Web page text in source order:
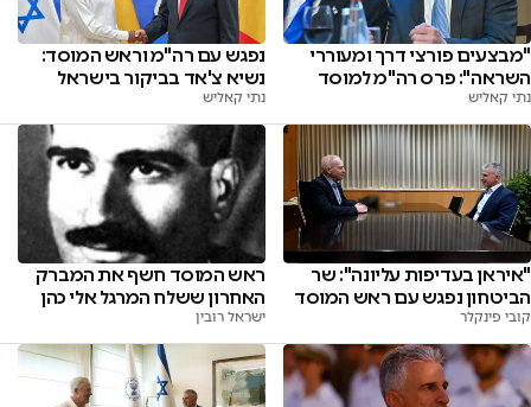
"מבצעים פורצי דרך ומעוררי
השראה": פרס רה"מ למוסד
נתי קאליש
נפגש עם רה"מ וראש המוסד:
נשיא צ'אד בביקור בישראל
נתי קאליש
"איראן בעדיפות עליונה": שר
הביטחון נפגש עם ראש המוסד
קובי פינקלר
ראש המוסד חשף את המברק
האחרון ששלח המרגל אלי כהן
ישראל רובין